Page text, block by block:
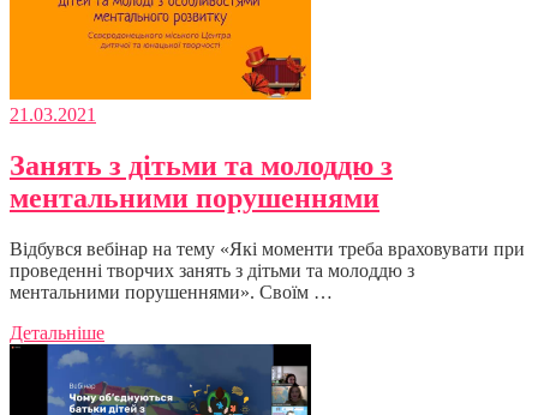
21.03.2021
Занять з дітьми та молоддю з
ментальними порушеннями
Відбувся вебінар на тему «Які моменти треба враховувати при
проведенні творчих занять з дітьми та молоддю з
ментальними порушеннями». Своїм …
Детальніше